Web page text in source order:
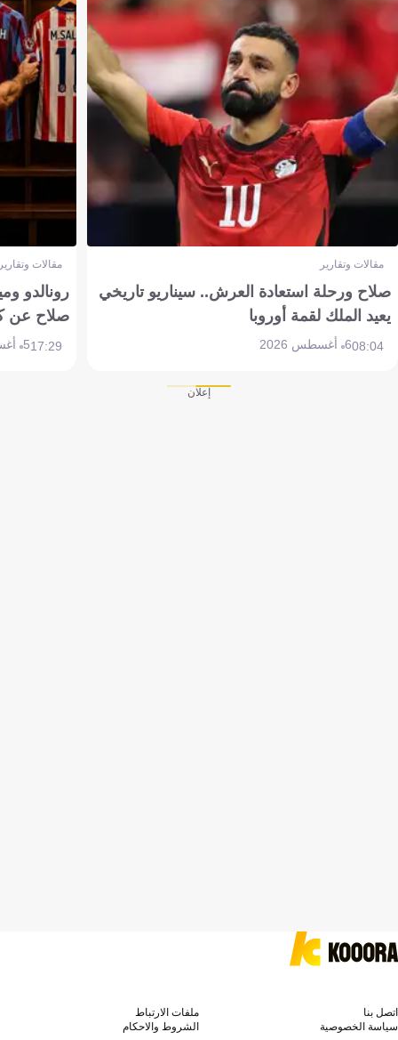
مقالات وتقارير
صلاح ورحلة استعادة العرش.. سيناريو تاريخي
يعيد الملك لقمة أوروبا
08:046 أغسطس 2026
مقالات
رونالدو
صلاح عن
17:295 أغسطس 2026
إعلان
اتصل بنا
ملفات الارتباط
سياسة الخصوصية
الشروط والاحكام